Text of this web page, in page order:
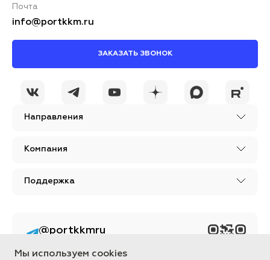
конфиденциальности
КОММЕНТАРИЙ
Направления
Компания
Поддержка
Почта
info@portkkm.ru
ЗАКАЗАТЬ ЗВОНОК
@portkkmru
контент PORT - бизнес
Мы используем cookies